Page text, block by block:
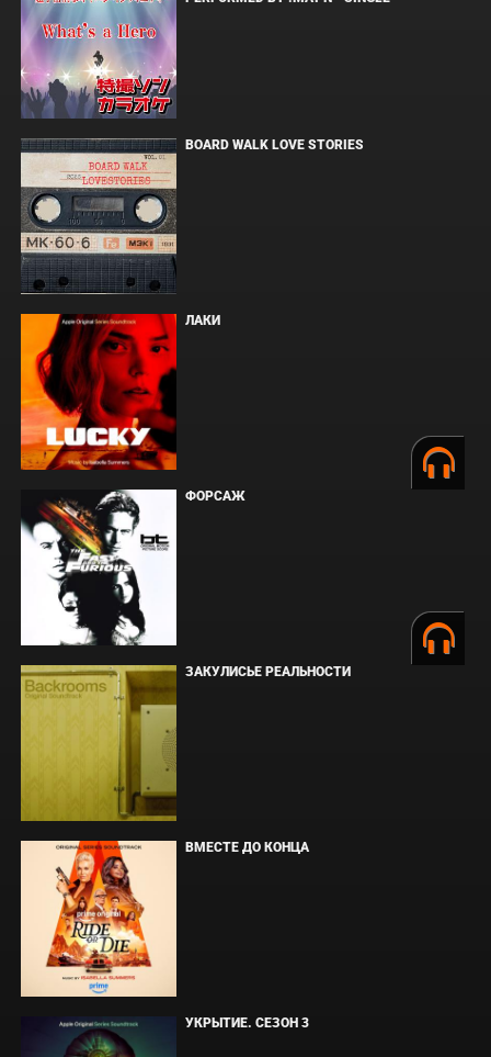
BOARD WALK LOVE STORIES
ЛАКИ
ФОРСАЖ
ЗАКУЛИСЬЕ РЕАЛЬНОСТИ
ВМЕСТЕ ДО КОНЦА
УКРЫТИЕ. СЕЗОН 3